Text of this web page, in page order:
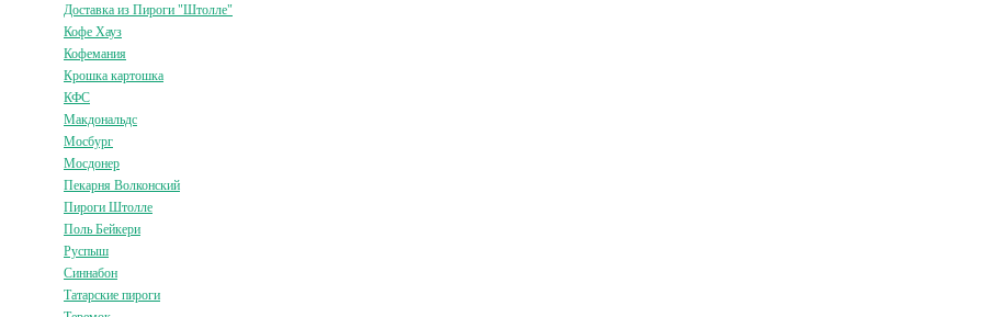
Доставка из Пироги "Штолле"
Кофе Хауз
Кофемания
Крошка картошка
КФС
Макдональдс
Мосбург
Мосдонер
Пекарня Волконский
Пироги Штолле
Поль Бейкери
Руспыш
Синнабон
Татарские пироги